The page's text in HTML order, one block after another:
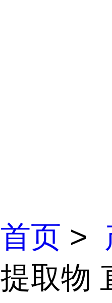
首页 >
提取物